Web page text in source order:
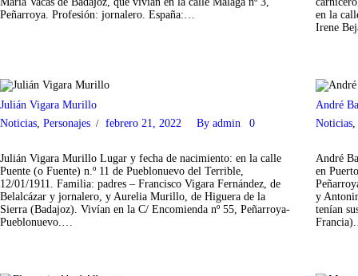
Peñarroya. Profesión: jornalero. España:…
en la
Irene
Julián Vigara Murillo
Noticias, Personajes febrero 21, 2022 Byadmin 0
Julián Vigara Murillo Lugar y fecha de nacimiento: en la calle
Puente (o Fuente) n.º 11 de Pueblonuevo del Terrible,
12/01/1911. Familia: padres – Francisco Vigara Fernández, de
Belalcázar y jornalero, y Aurelia Murillo, de Higuera de la
Sierra (Badajoz). Vivían en la C/ Encomienda nº 55, Peñarroya-
Pueblonuevo.…
André
Noticias,
André
en
y
tenían